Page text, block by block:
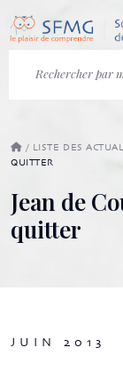
/ LISTE DES
QUITTER
Jean de
quitter
JUIN 2013